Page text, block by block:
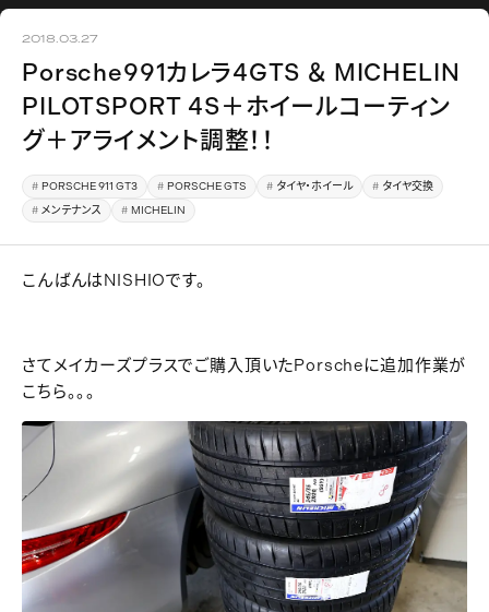
2018.03.27
Porsche991カレラ4GTS ＆ MICHELIN
PILOTSPORT 4S＋ホイールコーティン
グ＋アライメント調整！！
PORSCHE 911 GT3 PORSCHE GTS タイヤ・ホイール
タイヤ交換
メンテナンス
MICHELIN
こんばんはNISHIOです。
さてメイカーズプラスでご購入頂いたPorscheに追加作業が
こちら。。。